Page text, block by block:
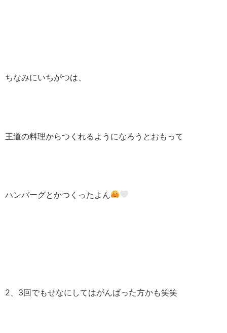
ちなみにいちがつは、
王道の料理からつくれるようになろうとおもって
ハンバーグとかつくったよん
2、3回でもせなにしてはがんばった方かも笑笑